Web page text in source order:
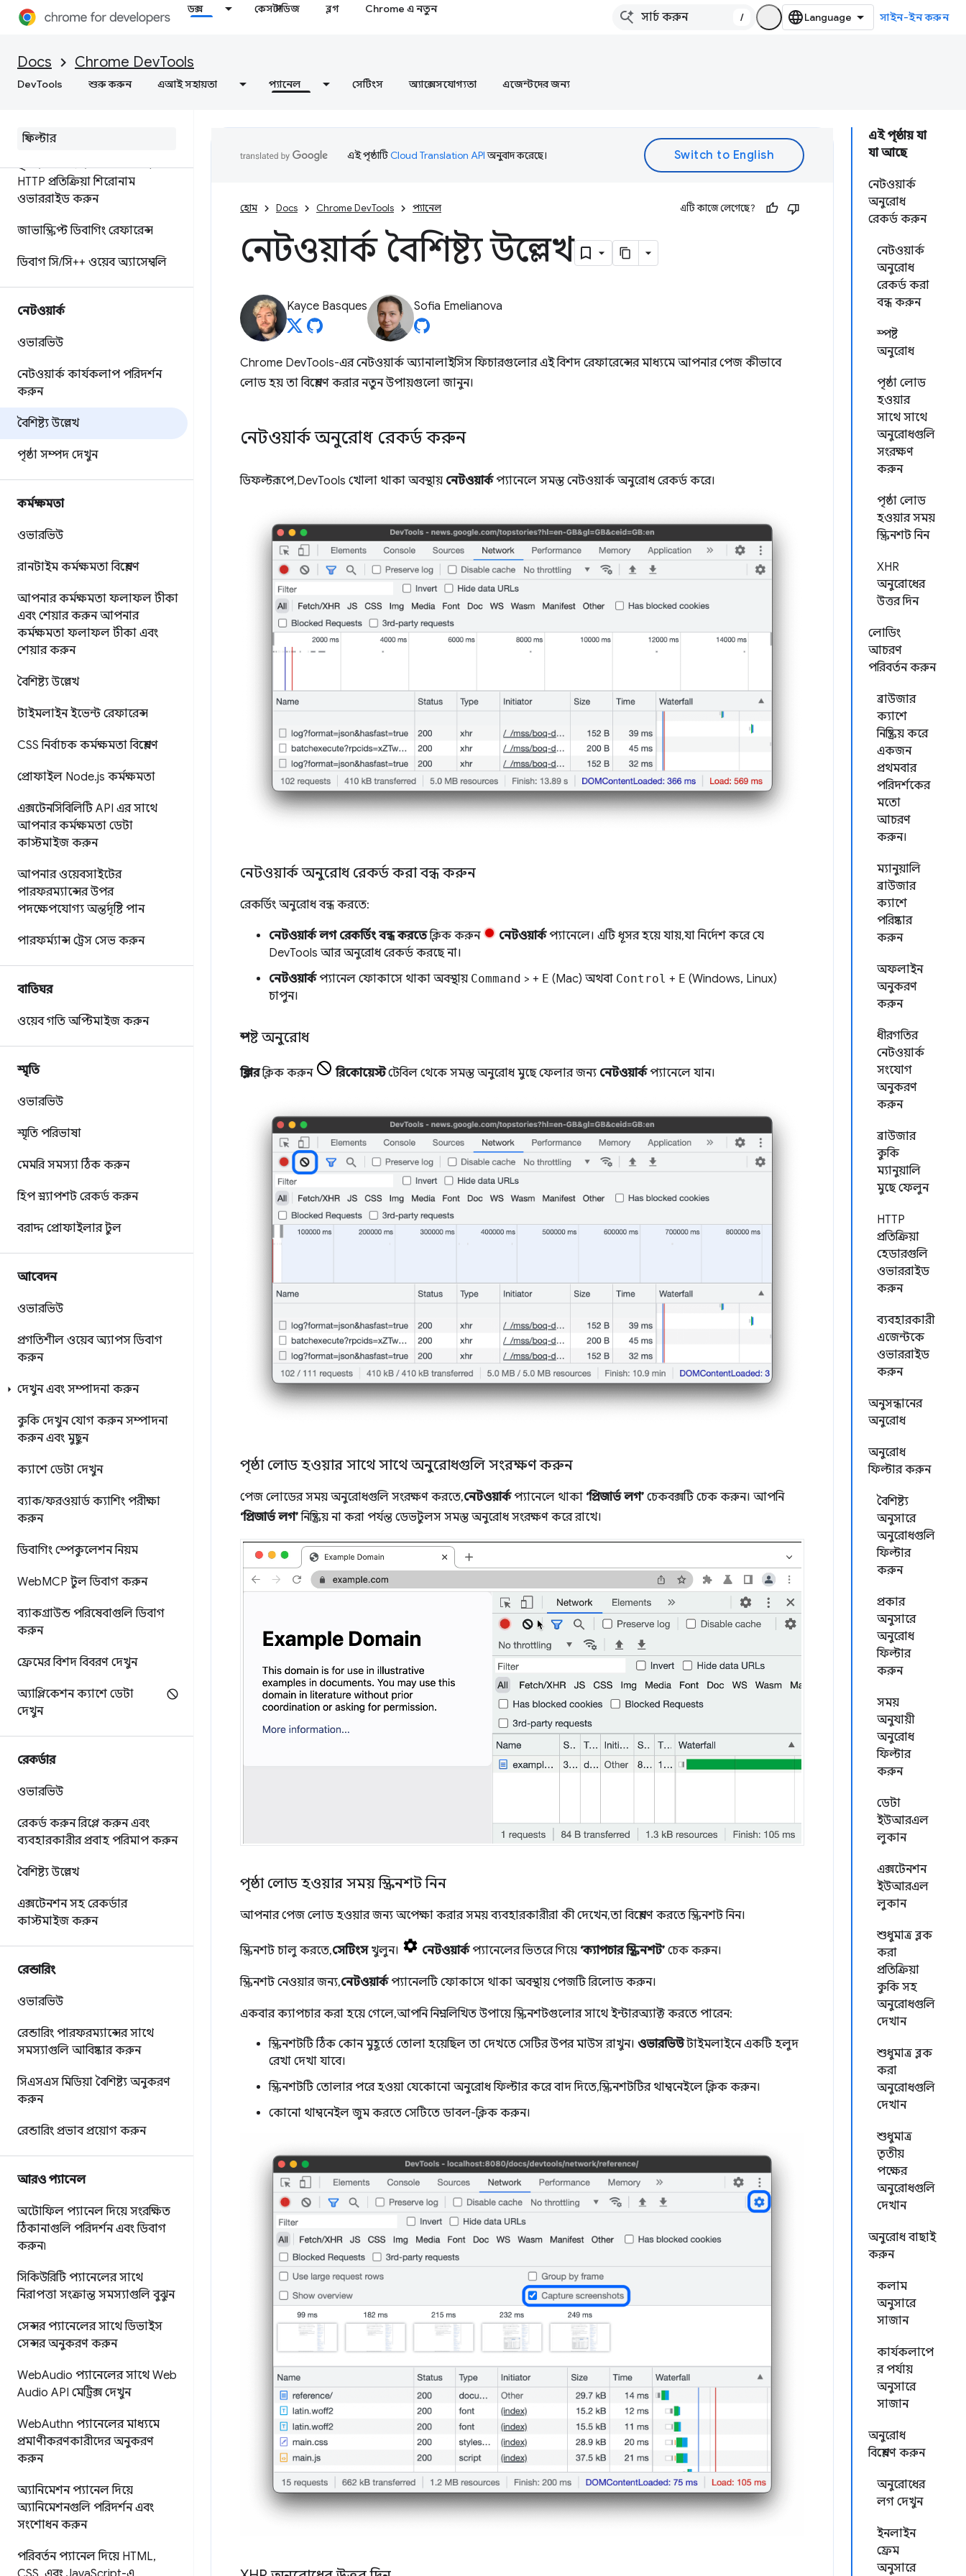
ডক্স কেস স্টাডিজ ব্লগ Chrome এ নতুন
/ সাইন-ইন করুন
Docs Chrome DevTools
DevTools শুরু করুন এআই সহায়তা প্যানেল সেটিংস অ্যাক্সেসযোগ্যতা এজেন্টদের জন্য
ম্যাপ এক্সটেনশন
আপ করুন৷
স্থানীয়ভাবে ওয়েব সামগ্রী এবং
HTTP প্রতিক্রিয়া শিরোনাম
ওভাররাইড করুন
জাভাস্ক্রিপ্ট ডিবাগিং রেফারেন্স
ডিবাগ সি/সি++ ওয়েব অ্যাসেম্বলি
নেটওয়ার্ক
ওভারভিউ
নেটওয়ার্ক কার্যকলাপ পরিদর্শন
করুন
বৈশিষ্ট্য উল্লেখ
পৃষ্ঠা সম্পদ দেখুন
কর্মক্ষমতা
ওভারভিউ
রানটাইম কর্মক্ষমতা বিশ্লেষণ
আপনার কর্মক্ষমতা ফলাফল টীকা
এবং শেয়ার করুনআপনার
কর্মক্ষমতা ফলাফল টীকা এবং
শেয়ার করুন
বৈশিষ্ট্য উল্লেখ
টাইমলাইন ইভেন্ট রেফারেন্স
CSS নির্বাচক কর্মক্ষমতা বিশ্লেষণ
প্রোফাইল Node.js কর্মক্ষমতা
এক্সটেনসিবিলিটি API এর সাথে
আপনার কর্মক্ষমতা ডেটা
কাস্টমাইজ করুন
আপনার ওয়েবসাইটের
পারফরম্যান্সের উপর
পদক্ষেপযোগ্য অন্তর্দৃষ্টি পান
পারফর্ম্যান্স ট্রেস সেভ করুন
বাতিঘর
ওয়েব গতি অপ্টিমাইজ করুন
স্মৃতি
ওভারভিউ
স্মৃতি পরিভাষা
মেমরি সমস্যা ঠিক করুন
হিপ স্ন্যাপশট রেকর্ড করুন
বরাদ্দ প্রোফাইলার টুল
আবেদন
ওভারভিউ
প্রগতিশীল ওয়েব অ্যাপস ডিবাগ
করুন
দেখুন এবং সম্পাদনা করুন
কুকি দেখুনযোগ করুনসম্পাদনা
করুন এবং মুছুন
ক্যাশে ডেটা দেখুন
ব্যাক/ফরওয়ার্ড ক্যাশিং পরীক্ষা
করুন
ডিবাগিং স্পেকুলেশন নিয়ম
WebMCP টুল ডিবাগ করুন
ব্যাকগ্রাউন্ড পরিষেবাগুলি ডিবাগ
করুন
ফ্রেমের বিশদ বিবরণ দেখুন
অ্যাপ্লিকেশন ক্যাশে ডেটা
দেখুন
রেকর্ডার
ওভারভিউ
রেকর্ড করুনরিপ্লে করুন এবং
ব্যবহারকারীর প্রবাহ পরিমাপ করুন
বৈশিষ্ট্য উল্লেখ
এক্সটেনশন সহ রেকর্ডার
কাস্টমাইজ করুন
রেন্ডারিং
ওভারভিউ
রেন্ডারিং পারফরম্যান্সের সাথে
সমস্যাগুলি আবিষ্কার করুন
সিএসএস মিডিয়া বৈশিষ্ট্য অনুকরণ
করুন
রেন্ডারিং প্রভাব প্রয়োগ করুন
আরও প্যানেল
অটোফিল প্যানেল দিয়ে সংরক্ষিত
ঠিকানাগুলি পরিদর্শন এবং ডিবাগ
করুন৷
সিকিউরিটি প্যানেলের সাথে
নিরাপত্তা সংক্রান্ত সমস্যাগুলি বুঝুন
সেন্সর প্যানেলের সাথে ডিভাইস
সেন্সর অনুকরণ করুন
WebAudio প্যানেলের সাথে Web
Audio API মেট্রিক্স দেখুন
WebAuthn প্যানেলের মাধ্যমে
প্রমাণীকরণকারীদের অনুকরণ
করুন
অ্যানিমেশন প্যানেল দিয়ে
অ্যানিমেশনগুলি পরিদর্শন এবং
সংশোধন করুন
পরিবর্তন প্যানেল দিয়ে HTML,
এই পৃষ্ঠায় যা
যা আছে
নেটওয়ার্ক
অনুরোধ
রেকর্ড করুন
নেটওয়ার্ক
অনুরোধ
রেকর্ড করা
বন্ধ করুন
স্পষ্ট
অনুরোধ
পৃষ্ঠা লোড
হওয়ার
সাথে সাথে
অনুরোধগুলি
সংরক্ষণ
করুন
পৃষ্ঠা লোড
হওয়ার সময়
স্ক্রিনশট নিন
XHR
অনুরোধের
উত্তর দিন
লোডিং
আচরণ
পরিবর্তন করুন
ব্রাউজার
ক্যাশে
নিষ্ক্রিয় করে
একজন
প্রথমবার
পরিদর্শকের
মতো
আচরণ
করুন।
ম্যানুয়ালি
ব্রাউজার
ক্যাশে
পরিষ্কার
করুন
অফলাইন
অনুকরণ
করুন
ধীরগতির
নেটওয়ার্ক
সংযোগ
অনুকরণ
করুন
ব্রাউজার
কুকি
ম্যানুয়ালি
মুছে ফেলুন
HTTP
প্রতিক্রিয়া
হেডারগুলি
ওভাররাইড
করুন
ব্যবহারকারী
এজেন্টকে
ওভাররাইড
করুন
অনুসন্ধানের
অনুরোধ
অনুরোধ
ফিল্টার করুন
বৈশিষ্ট্য
অনুসারে
অনুরোধগুলি
ফিল্টার
করুন
প্রকার
অনুসারে
অনুরোধ
ফিল্টার
করুন
সময়
অনুযায়ী
অনুরোধ
ফিল্টার
করুন
ডেটা
ইউআরএল
লুকান
এক্সটেনশন
ইউআরএল
লুকান
শুধুমাত্র ব্লক
করা
প্রতিক্রিয়া
কুকি সহ
অনুরোধগুলি
দেখান
শুধুমাত্র ব্লক
করা
অনুরোধগুলি
দেখান
শুধুমাত্র
তৃতীয়
পক্ষের
অনুরোধগুলি
দেখান
অনুরোধ বাছাই
করুন
কলাম
অনুসারে
সাজান
কার্যকলাপে
র পর্যায়
অনুসারে
সাজান
অনুরোধ
বিশ্লেষণ করুন
অনুরোধের
লগ দেখুন
ইনলাইন
ফ্রেম
অনুসারে
এই পৃষ্ঠাটিCloud Translation APIঅনুবাদ করেছে।
হোম Docs Chrome DevTools প্যানেল এটি কাজে লেগেছে?
নেটওয়ার্ক বৈশিষ্ট্য উল্লেখ
Kayce Basques Sofia Emelianova
Chrome DevTools-এর নেটওয়ার্ক অ্যানালাইসিস ফিচারগুলোর এই বিশদ রেফারেন্সের মাধ্যমে আপনার পেজ কীভাবে
লোড হয় তা বিশ্লেষণ করার নতুন উপায়গুলো জানুন।
নেটওয়ার্ক অনুরোধ রেকর্ড করুন
ডিফল্টরূপে, DevTools খোলা থাকা অবস্থায় নেটওয়ার্কপ্যানেলে সমস্ত নেটওয়ার্ক অনুরোধ রেকর্ড করে।
নেটওয়ার্ক অনুরোধ রেকর্ড করা বন্ধ করুন
রেকর্ডিং অনুরোধ বন্ধ করতে:
নেটওয়ার্ক লগ রেকর্ডিং বন্ধ করতেক্লিক করুন নেটওয়ার্কপ্যানেলে। এটি ধূসর হয়ে যায়, যা নির্দেশ করে যে
DevTools আর অনুরোধ রেকর্ড করছে না।
নেটওয়ার্কপ্যানেল ফোকাসে থাকা অবস্থায় Command > + E (Mac) অথবা Control + E (Windows, Linux)
চাপুন।
স্পষ্ট অনুরোধ
ক্লিয়ারক্লিক করুন রিকোয়েস্টটেবিল থেকে সমস্ত অনুরোধ মুছে ফেলার জন্য নেটওয়ার্কপ্যানেলে যান।
পৃষ্ঠা লোড হওয়ার সাথে সাথে অনুরোধগুলি সংরক্ষণ করুন
পেজ লোডের সময় অনুরোধগুলি সংরক্ষণ করতে,নেটওয়ার্কপ্যানেলে থাকা ‘প্রিজার্ভ লগ’ চেকবক্সটি চেক করুন। আপনি
‘প্রিজার্ভ লগ’নিষ্ক্রিয় না করা পর্যন্ত ডেভটুলস সমস্ত অনুরোধ সংরক্ষণ করে রাখে।
পৃষ্ঠা লোড হওয়ার সময় স্ক্রিনশট নিন
আপনার পেজ লোড হওয়ার জন্য অপেক্ষা করার সময় ব্যবহারকারীরা কী দেখেন, তা বিশ্লেষণ করতে স্ক্রিনশট নিন।
স্ক্রিনশট চালু করতে,সেটিংসখুলুন। নেটওয়ার্কপ্যানেলের ভিতরে গিয়ে ‘ক্যাপচার স্ক্রিনশট’ চেক করুন।
স্ক্রিনশট নেওয়ার জন্য,নেটওয়ার্কপ্যানেলটি ফোকাসে থাকা অবস্থায় পেজটি রিলোড করুন।
একবার ক্যাপচার করা হয়ে গেলে, আপনি নিম্নলিখিত উপায়ে স্ক্রিনশটগুলোর সাথে ইন্টারঅ্যাক্ট করতে পারেন:
স্ক্রিনশটটি ঠিক কোন মুহূর্তে তোলা হয়েছিল তা দেখতে সেটির উপর মাউস রাখুন। ওভারভিউটাইমলাইনে একটি হলুদ
রেখা দেখা যাবে।
স্ক্রিনশটটি তোলার পরে হওয়া যেকোনো অনুরোধ ফিল্টার করে বাদ দিতে, স্ক্রিনশটটির থাম্বনেইলে ক্লিক করুন।
কোনো থাম্বনেইল জুম করতে সেটিতে ডাবল-ক্লিক করুন।